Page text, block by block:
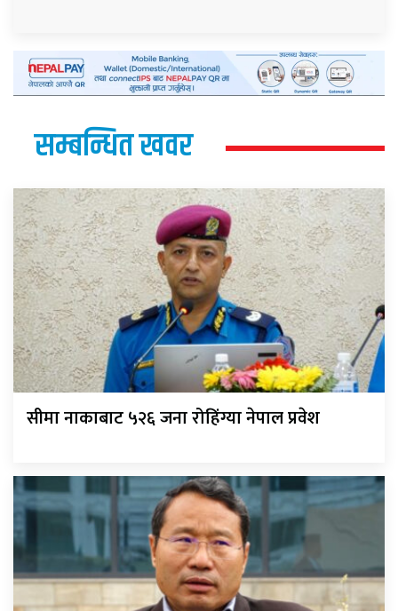
सम्बन्धित खवर
सीमा नाकाबाट ५२६ जना रोहिंग्या नेपाल प्रवेश